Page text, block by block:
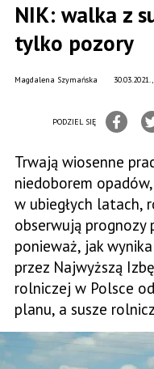
NIK: walka z
tylko pozory
Magdalena Szymańska
PODZIEL SIĘ
Trwają wiosenne
niedoborem
w ubiegłych latach,
obserwują prognozy
ponieważ, jak
przez Najwyższą
rolniczej w Polsce
planu, a susze